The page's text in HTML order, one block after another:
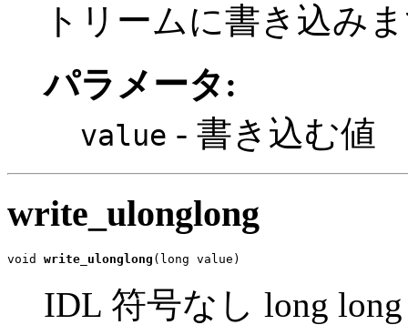
トリームに書き込み
パラメータ:
value - 書き込む値
write_ulonglong
void write_ulonglong (long value)
IDL 符号なし long